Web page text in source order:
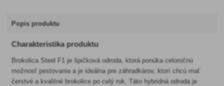
Popis produktu
Charakteristika produktu
Brokolica Steel F1 je špičková odroda, ktorá ponúka celoročnú
možnosť pestovania a je ideálna pre záhradkárov, ktorí chcú mať
čerstvé a kvalitné brokolice po celý rok. Táto hybridná odroda je